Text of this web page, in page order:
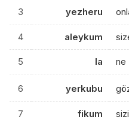
3 yezheru
4 aleykum
5 la ne
6 yerkubu
7 fikum